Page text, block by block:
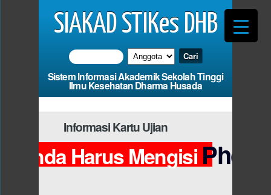
SIAKAD STIKes DHB
Sistem Informasi Akademik Sekolah Tinggi
Ilmu Kesehatan Dharma Husada
Informasi Kartu Ujian
Anda Harus MengisiPhoto